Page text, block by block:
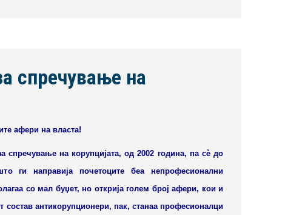
спречување на
афери на власта!
спречување на корупцијата, од 2002 година, па сѐ до
ги направија почетоците беа непрофесионални
со мал буџет, но открија голем број афери, кои и
состав антикорупционери, пак, станаа професионалци